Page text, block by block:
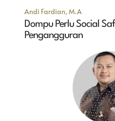
Andi Fardian, M.A
Dompu Perlu Social
Pengangguran